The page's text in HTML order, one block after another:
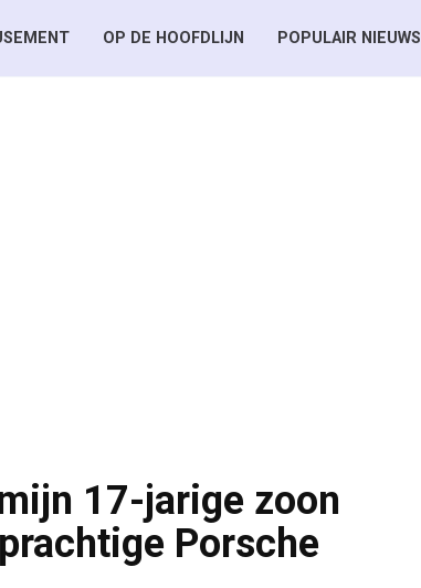
OP DE HOOFDLIJN POPULAIR NIEUWS
17-jarige zoon
Porsche